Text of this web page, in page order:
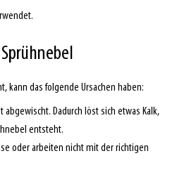
kann das folgende Ursachen haben:
abgewischt. Dadurch löst sich etwas Kalk,
entsteht.
oder arbeiten nicht mit der richtigen